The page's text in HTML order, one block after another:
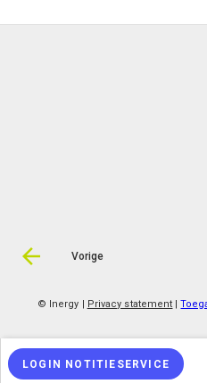
Vorige
© Inergy Privacy statement |
LOGIN NOTITIESERVICE